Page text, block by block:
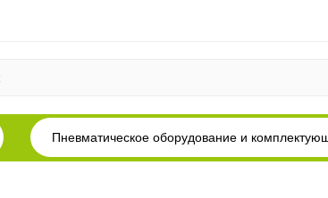
Пневматическое оборудование и